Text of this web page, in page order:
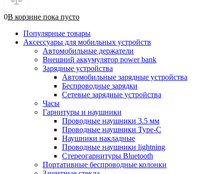
0В корзине пока пусто
Популярные товары
Аксессуары для мобильных устройств
Автомобильные держатели
Внешний аккумулятор power bank
Зарядные устройства
Автомобильные зарядные устройства
Беспроводные зарядки
Сетевые зарядные устройства
Часы
Гарнитуры и наушники
Проводные наушники 3.5 мм
Проводные наушники Type-C
Наушники накладные
Проводные наушники lightning
Стереогарнитуры Bluetooth
Портативные беспроводные колонки